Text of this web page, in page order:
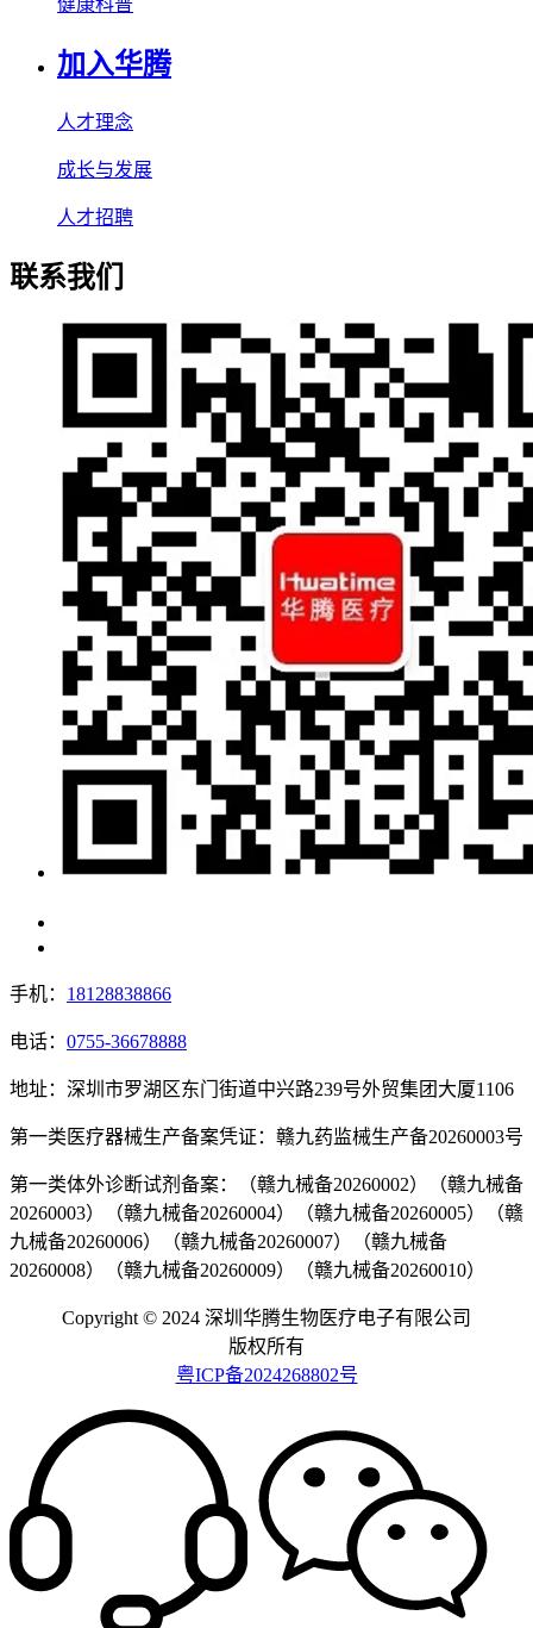
健康科普
加入华腾
人才理念
成长与发展
人才招聘
联系我们
手机： 18128838866
电话： 0755-36678888
地址：深圳市罗湖区东门街道中兴路239号外贸集团大厦1106
第一类医疗器械生产备案凭证：赣九药监械生产备20260003号
第一类体外诊断试剂备案：（赣九械备20260002）（赣九械备
20260003）（赣九械备20260004）（赣九械备20260005）（赣
九械备20260006）（赣九械备20260007）（赣九械备
20260008）（赣九械备20260009）（赣九械备20260010）
Copyright © 2024 深圳华腾生物医疗电子有限公司
版权所有
粤ICP备2024268802号